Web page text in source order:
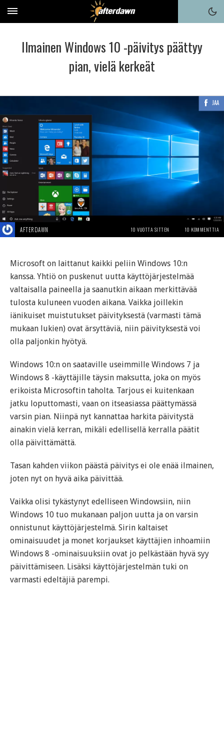
Ilmainen Windows 10 -päivitys päättyy
pian, vielä kerkeät
JAA
AFTERDAWN 10 VUOTTA SITTEN 10 KOMMENTTIA
Microsoft on laittanut kaikki peliin Windows 10:n
kanssa. Yhtiö on puskenut uutta käyttöjärjestelmää
valtaisalla paineella ja saanutkin aikaan merkittävää
tulosta kuluneen vuoden aikana. Vaikka joillekin
iänikuiset muistutukset päivityksestä (varmasti tämä
mukaan lukien) ovat ärsyttäviä, niin päivityksestä voi
olla paljonkin hyötyä.
Windows 10:n on saataville useimmille Windows 7 ja
Windows 8 -käyttäjille täysin maksutta, joka on myös
erikoista Microsoftin taholta. Tarjous ei kuitenkaan
jatku loputtomasti, vaan on itseasiassa päättymässä
varsin pian. Niinpä nyt kannattaa harkita päivitystä
ainakin vielä kerran, mikäli edellisellä kerralla päätit
olla päivittämättä.
Tasan kahden viikon päästä päivitys ei ole enää ilmainen,
joten nyt on hyvä aika päivittää.
Vaikka olisi tykästynyt edelliseen Windowsiin, niin
Windows 10 tuo mukanaan paljon uutta ja on varsin
onnistunut käyttöjärjestelmä. Sirin kaltaiset
ominaisuudet ja monet korjaukset käyttäjien inhoamiin
Windows 8 -ominaisuuksiin ovat jo pelkästään hyvä syy
päivittämiseen. Lisäksi käyttöjärjestelmän tuki on
varmasti edeltäjiä parempi.